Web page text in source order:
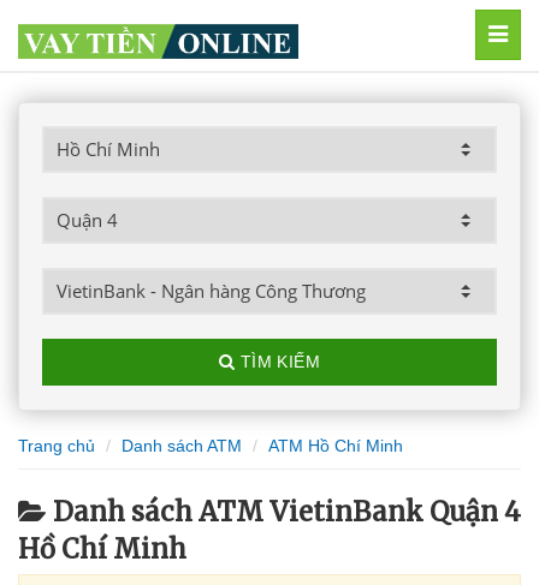
TÌM KIẾM
Trang chủ Danh sách ATM ATM Hồ Chí Minh
Danh sách ATM VietinBank Quận 4
Hồ Chí Minh